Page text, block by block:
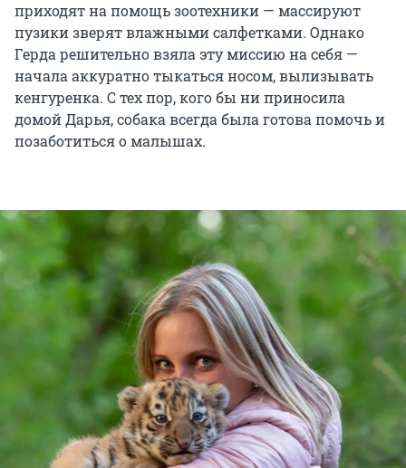
приходят на помощь зоотехники — массируют
пузики зверят влажными салфетками. Однако
Герда решительно взяла эту миссию на себя —
начала аккуратно тыкаться носом, вылизывать
кенгуренка. С тех пор, кого бы ни приносила
домой Дарья, собака всегда была готова помочь и
позаботиться о малышах.